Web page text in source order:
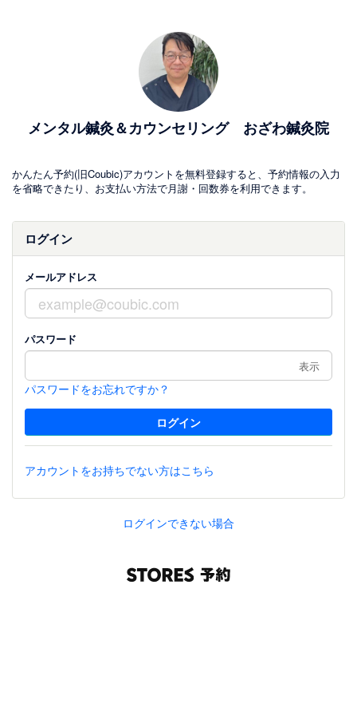
メンタル鍼灸＆カウンセリング おざわ鍼灸院
かんたん予約(旧Coubic)アカウントを無料登録すると、予約情報の入力
を省略できたり、お支払い方法で月謝・回数券を利用できます。
ログイン
メールアドレス
パスワード
表示
パスワードをお忘れですか？
アカウントをお持ちでない方はこちら
ログインできない場合